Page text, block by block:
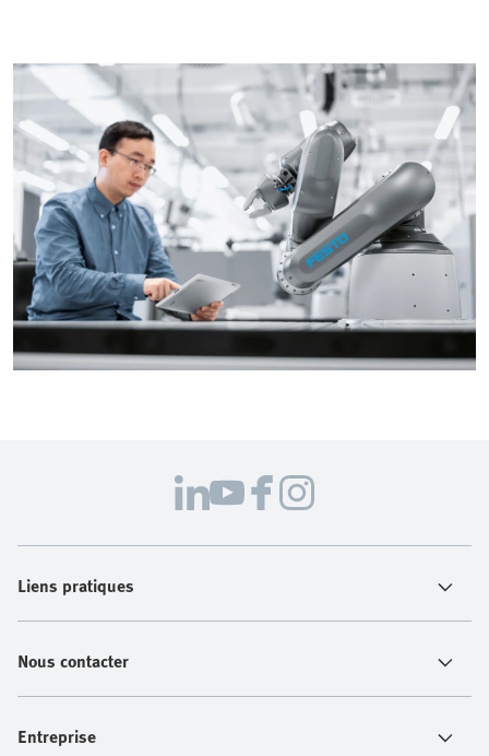
Liens pratiques
Nous contacter
Entreprise